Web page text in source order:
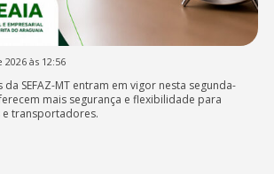
às 12:56
da SEFAZ-MT entram em vigor nesta segunda-
mais segurança e flexibilidade para
transportadores.